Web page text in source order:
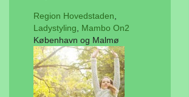
Region Hovedstaden
Ladystyling
Mambo On2
København og Malmø